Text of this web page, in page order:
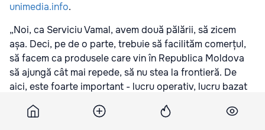
unimedia.info.
„Noi, ca Serviciu Vamal, avem două pălării, să zicem
așa. Deci, pe de o parte, trebuie să facilităm comerțul,
să facem ca produsele care vin în Republica Moldova
să ajungă cât mai repede, să nu stea la frontieră. De
aici, este foarte important - lucru operativ, lucru bazat
Poliția Republicii Moldova, Poliția de Frontieră și alte